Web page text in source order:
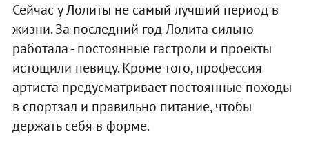
Сейчас у Лолиты не самый лучший период в
жизни. За последний год Лолита сильно
работала - постоянные гастроли и проекты
истощили певицу. Кроме того, профессия
артиста предусматривает постоянные походы
в спортзал и правильно питание, чтобы
держать себя в форме.